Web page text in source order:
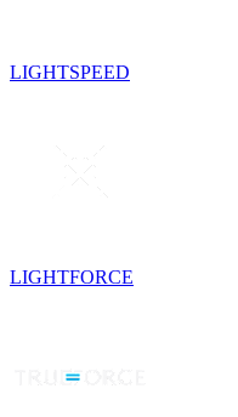
LIGHTSPEED
LIGHTFORCE